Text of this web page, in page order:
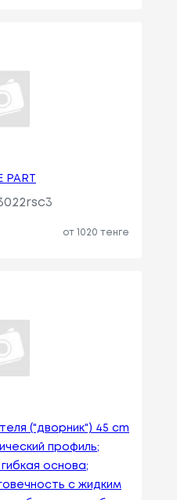
PART
от 1020 тенге
("дворник") 45 cm
профиль;
основа;
с жидким